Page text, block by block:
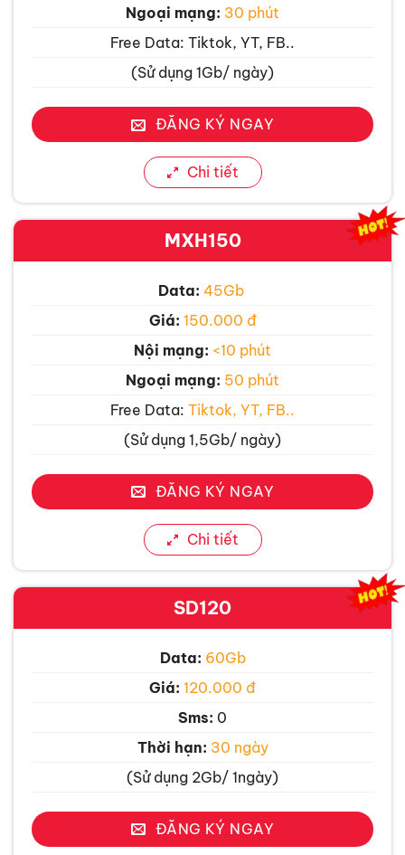
Ngoại mạng: 30 phút
Free Data: Tiktok, YT, FB..
(Sử dụng 1Gb/ ngày)
ĐĂNG KÝ NGAY
Chi tiết
MXH150
Data: 45Gb
Giá: 150.000 đ
Nội mạng: <10 phút
Ngoại mạng: 50 phút
Free Data: Tiktok, YT, FB..
(Sử dụng 1,5Gb/ ngày)
ĐĂNG KÝ NGAY
Chi tiết
SD120
Data: 60Gb
Giá: 120.000 đ
Sms: 0
Thời hạn: 30 ngày
(Sử dụng 2Gb/ 1ngày)
ĐĂNG KÝ NGAY